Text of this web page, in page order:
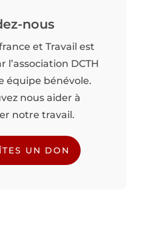
nous
et Travail est
l’association DCTH
équipe bénévole.
nous aider à
notre travail.
UN DON